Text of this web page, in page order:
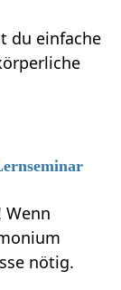
du einfache
Wenn
nötig.